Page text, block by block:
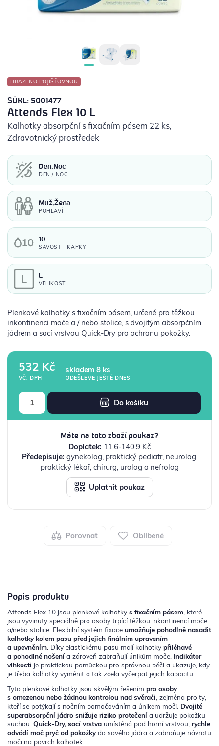
POTŘEBY PRO DIABETIKY
OCHRANNÉ POMŮCKY
HRAZENO POJIŠŤOVNOU
SÚKL: 5001477
Attends Flex 10 L
Kalhotky absorpční s fixačním pásem 22 ks,
Zdravotnický prostředek
Den,Noc
DEN / NOC
Muž,Žena
POHLAVÍ
10
SAVOST - KAPKY
L
VELIKOST
Plenkové kalhotky s fixačním pásem, určené pro těžkou
inkontinenci moče a / nebo stolice, s dvojitým absorpčním
jádrem a sací vrstvou Quick-Dry pro ochranu pokožky.
532 Kč
VČ. DPH
skladem 8 ks
ODEŠLEME JEŠTĚ DNES
Do košíku
Máte na toto zboží poukaz?
Doplatek: 11.6-140.9 Kč
Předepisuje: gynekolog, praktický pediatr, neurolog,
praktický lékař, chirurg, urolog a nefrolog
Uplatnit poukaz
Porovnat Oblíbené
Popis produktu
Attends Flex 10 jsou plenkové kalhotky s fixačním pásem , které
jsou vyvinuty speciálně pro osoby trpící těžkou inkontinencí moče
a/nebo stolice. Flexibilní systém fixace umožňuje pohodlně nasadit
kalhotky kolem pasu před jejich finálním upravením
a upevněním. Díky elastickému pasu mají kalhotky přiléhavé
a pohodlné nošení a zároveň zabraňují únikům moče. Indikátor
vlhkosti je praktickou pomůckou pro správnou péči a ukazuje, kdy
je třeba kalhotky vyměnit a tak zcela vyčerpat jejich kapacitu.
Tyto plenkové kalhotky jsou skvělým řešením pro osoby
s omezenou nebo žádnou kontrolou nad svěrači , zejména pro ty,
kteří se potýkají s nočním pomočováním a únikem moči. Dvojité
superabsorpční jádro snižuje riziko protečení a udržuje pokožku
suchou. Quick‑Dry, sací vrstva umístěná pod horní vrstvou, rychle
odvádí moč pryč od pokožkydo savého jádra a zabraňuje návratu
moči na povrch kalhotek.